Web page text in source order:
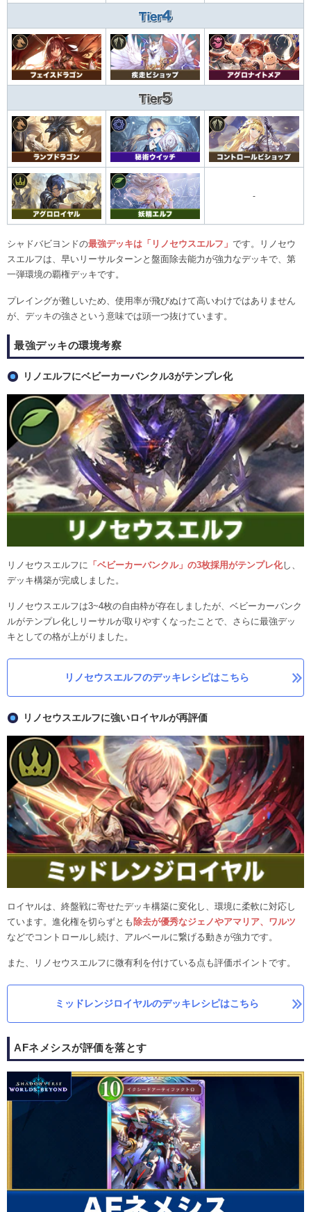
-
シャドバビヨンドの最強デッキは「リノセウスエルフ」 です。リノセウ
スエルフは、早いリーサルターンと盤面除去能力が強力なデッキで、第
一弾環境の覇権デッキです。
プレイングが難しいため、使用率が飛びぬけて高いわけではありません
が、デッキの強さという意味では頭一つ抜けています。
最強デッキの環境考察
リノエルフにベビーカーバンクル3がテンプレ化
リノセウスエルフに 「ベビーカーバンクル」の3枚採用がテンプレ化し、
デッキ構築が完成しました。
リノセウスエルフは3~4枚の自由枠が存在しましたが、ベビーカーバンク
ルがテンプレ化しリーサルが取りやすくなったことで、さらに最強デッ
キとしての格が上がりました。
リノセウスエルフのデッキレシピはこちら
リノセウスエルフに強いロイヤルが再評価
ロイヤルは、終盤戦に寄せたデッキ構築に変化し、環境に柔軟に対応し
ています。進化権を切らずとも 除去が優秀なジェノやアマリア、ワルツ
などでコントロールし続け、アルベールに繋げる動きが強力です。
また、リノセウスエルフに微有利を付けている点も評価ポイントです。
ミッドレンジロイヤルのデッキレシピはこちら
AFネメシスが評価を落とす